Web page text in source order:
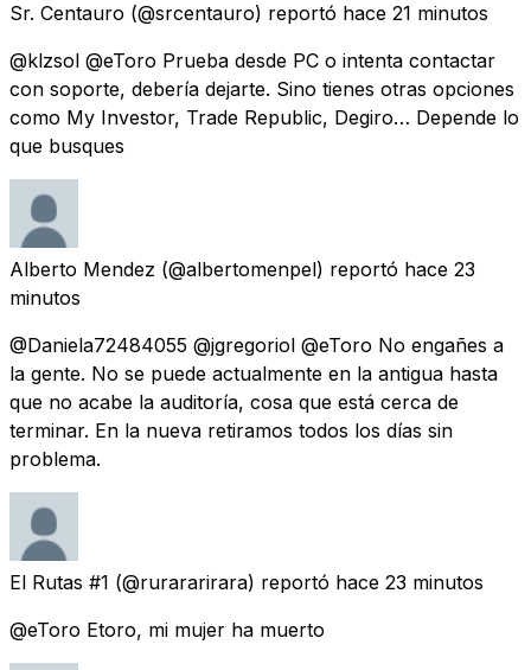
Sr. Centauro (@srcentauro) reportó hace 21 minutos
@klzsol @eToro Prueba desde PC o intenta contactar
con soporte, debería dejarte. Sino tienes otras opciones
como My Investor, Trade Republic, Degiro… Depende lo
que busques
Alberto Mendez (@albertomenpel) reportó hace 23
minutos
@Daniela72484055 @jgregoriol @eToro No engañes a
la gente. No se puede actualmente en la antigua hasta
que no acabe la auditoría, cosa que está cerca de
terminar. En la nueva retiramos todos los días sin
problema.
El Rutas #1 (@rurararirara) reportó hace 23 minutos
@eToro Etoro, mi mujer ha muerto